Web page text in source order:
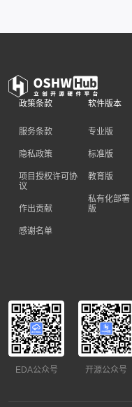
政策条款
服务条款
隐私政策
项目授权许可协
议
作出贡献
感谢名单
软件版本
专业版
标准版
教育版
私有化部署
版
EDA公众号 开源公众号